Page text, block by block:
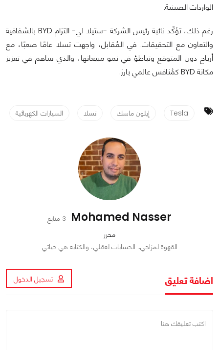
الواردات الصينية.
رغم ذلك، تؤكّد نائبة رئيس الشركة -ستيلا لي- التزام BYD بالشفافية
والتعاون مع التحقيقات. في المُقابل، واجهت تسلا عامًا صعبًا، مع
أرباح دون المتوقع وتباطؤ في نمو مبيعاتها، والذي ساهم في تعزيز
مكانة BYD كمُنافس عالمي بارز.
Tesla إيلون ماسك تسلا السيارات الكهربائية
Mohamed Nasser 3 متابع
محرر
القهوة لمزاجي.. الحسابات لعقلي، والكتابة هي حياتي
اضافة تعليق تسجيل الدخول